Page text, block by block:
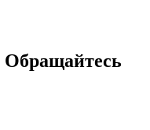
Обращайтесь